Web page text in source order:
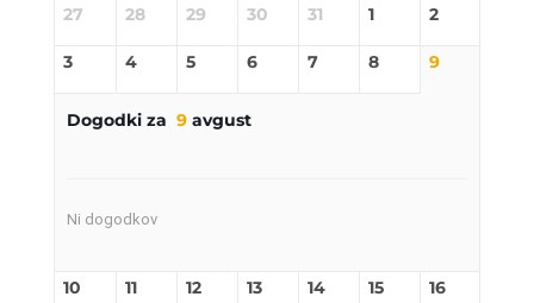
27 28 29 30 31 1 2
3 4 5 6 7 8 9
Dogodki za 9avgust
Ni dogodkov
10 11 12 13 14 15 16